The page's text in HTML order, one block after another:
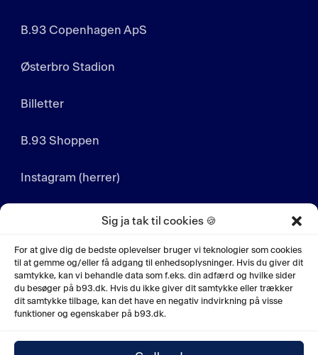
Sig ja tak til cookies 🍪
For at give dig de bedste oplevelser bruger vi teknologier som cookies
til at gemme og/eller få adgang til enhedsoplysninger. Hvis du giver dit
samtykke, kan vi behandle data som f.eks. din adfærd og hvilke sider
du besøger på b93.dk. Hvis du ikke giver dit samtykke eller trækker
dit samtykke tilbage, kan det have en negativ indvirkning på visse
funktioner og egenskaber på b93.dk.
B.93 Copenhagen ApS
Østerbro Stadion
Billetter
B.93 Shoppen
Instagram (herrer)
Instagram (kvinder)
LinkedIn
YouTube